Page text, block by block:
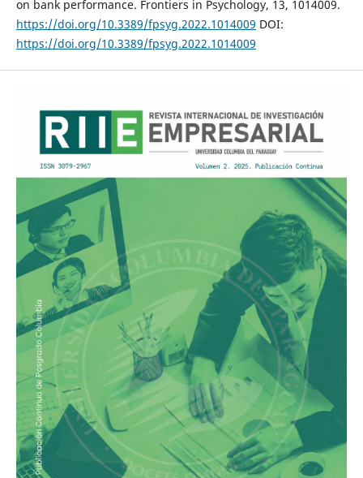
on bank performance. Frontiers in Psychology, 13, 1014009.
https://doi.org/10.3389/fpsyg.2022.1014009 DOI:
https://doi.org/10.3389/fpsyg.2022.1014009